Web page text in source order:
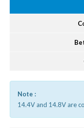
Note :
14.4V and 14.8V are